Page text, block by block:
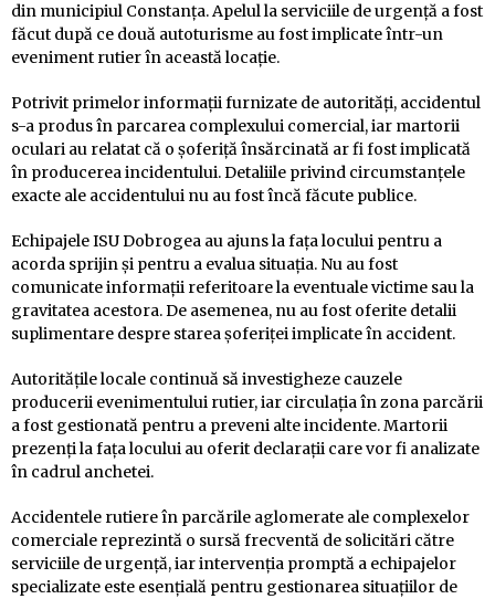
din municipiul Constanța. Apelul la serviciile de urgență a fost
făcut după ce două autoturisme au fost implicate într-un
eveniment rutier în această locație.
Potrivit primelor informații furnizate de autorități, accidentul
s-a produs în parcarea complexului comercial, iar martorii
oculari au relatat că o șoferiță însărcinată ar fi fost implicată
în producerea incidentului. Detaliile privind circumstanțele
exacte ale accidentului nu au fost încă făcute publice.
Echipajele ISU Dobrogea au ajuns la fața locului pentru a
acorda sprijin și pentru a evalua situația. Nu au fost
comunicate informații referitoare la eventuale victime sau la
gravitatea acestora. De asemenea, nu au fost oferite detalii
suplimentare despre starea șoferiței implicate în accident.
Autoritățile locale continuă să investigheze cauzele
producerii evenimentului rutier, iar circulația în zona parcării
a fost gestionată pentru a preveni alte incidente. Martorii
prezenți la fața locului au oferit declarații care vor fi analizate
în cadrul anchetei.
Accidentele rutiere în parcările aglomerate ale complexelor
comerciale reprezintă o sursă frecventă de solicitări către
serviciile de urgență, iar intervenția promptă a echipajelor
specializate este esențială pentru gestionarea situațiilor de